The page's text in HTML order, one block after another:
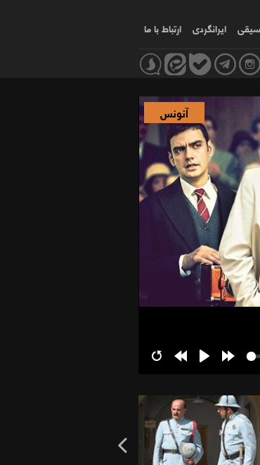
ایرانگردی ارتباط با ما
آنونس